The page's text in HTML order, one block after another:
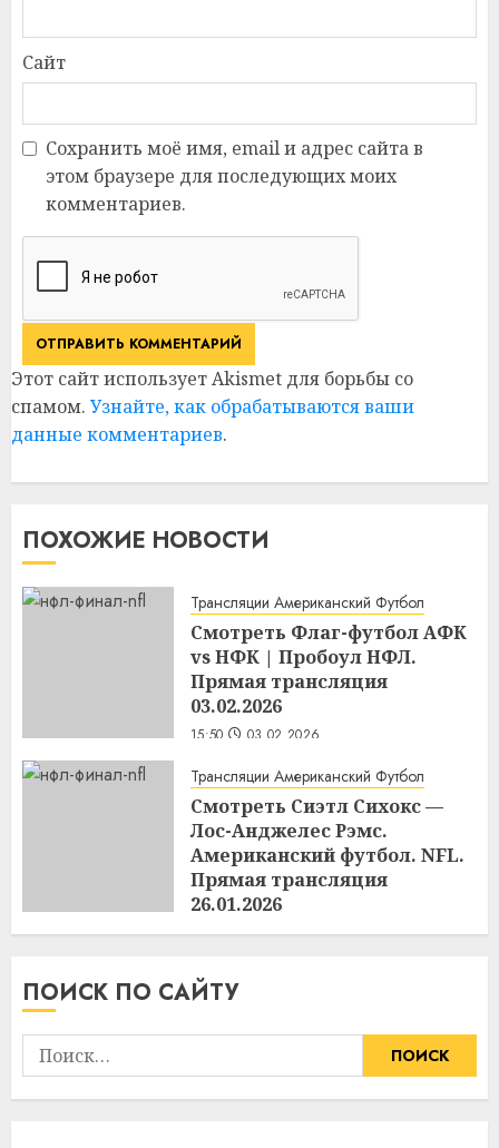
Сайт
Сохранить моё имя, email и адрес сайта в
этом браузере для последующих моих
комментариев.
Этот сайт использует Akismet для борьбы со
спамом. Узнайте, как обрабатываются ваши
данные комментариев.
ПОХОЖИЕ НОВОСТИ
Трансляции Американский Футбол
Смотреть Флаг-футбол АФК
vs НФК | Пробоул НФЛ.
Прямая трансляция
03.02.2026
15:50 03.02.2026
Трансляции Американский Футбол
Смотреть Сиэтл Сихокс —
Лос-Анджелес Рэмс.
Американский футбол. NFL.
Прямая трансляция
26.01.2026
17:06 25.01.2026
ПОИСК ПО САЙТУ
Найти: